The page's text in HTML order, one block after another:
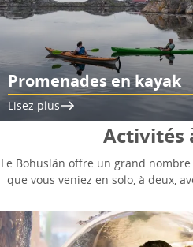
Promenades en kayak
Lisez plus
Activités
Le Bohuslän offre un grand
que vous veniez en solo, à deux,